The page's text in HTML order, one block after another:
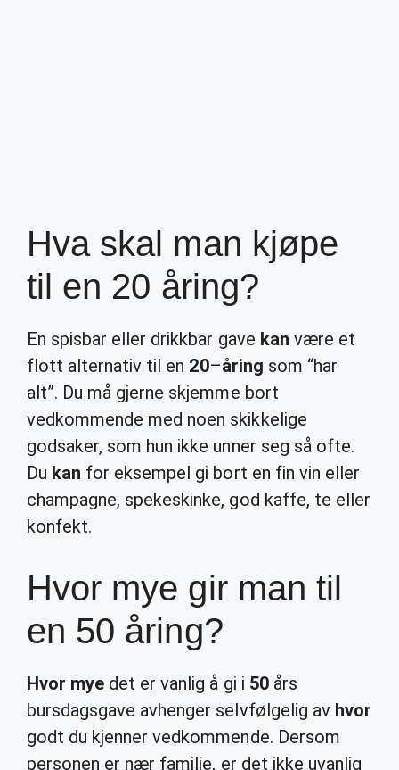
Hva skal man kjøpe
til en 20 åring?
En spisbar eller drikkbar gave kan være et
flott alternativ til en 20–åring som “har
alt”. Du må gjerne skjemme bort
vedkommende med noen skikkelige
godsaker, som hun ikke unner seg så ofte.
Du kan for eksempel gi bort en fin vin eller
champagne, spekeskinke, god kaffe, te eller
konfekt.
Hvor mye gir man til
en 50 åring?
Hvor mye det er vanlig å gi i 50års
bursdagsgave avhenger selvfølgelig av hvor
godt du kjenner vedkommende. Dersom
personen er nær familie, er det ikke uvanlig